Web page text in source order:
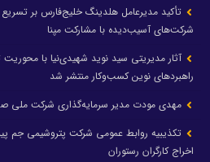
تأکید مدیرعامل هلدینگ خلیج‌فارس بر تسریع
شرکت‌های آسیب‌دیده با مشارکت مپنا
آثار مدیریتی سید نوید شهیدی‌نیا با
راهبردهای نوین کسب‌وکار منتشر شد
مهدی مودت مدیر سرمایه‌گذاری شرکت ملی
تکذیبیه روابط عمومی شرکت پتروشیمی جم
اخراج کارگران رستوران